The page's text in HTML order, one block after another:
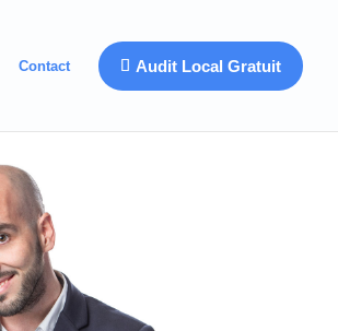
Contact Audit Local Gratuit